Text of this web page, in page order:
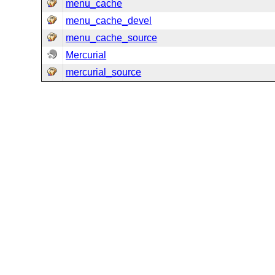
menu_cache
menu_cache_devel
menu_cache_source
Mercurial
mercurial_source